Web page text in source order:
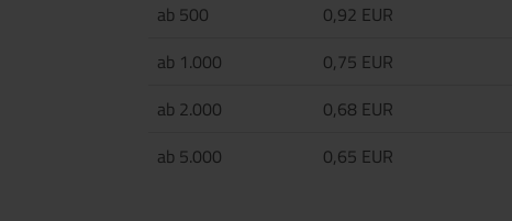
ab 500
0,92 EUR
ab 1.000
0,75 EUR
ab 2.000
0,68 EUR
ab 5.000
0,65 EUR